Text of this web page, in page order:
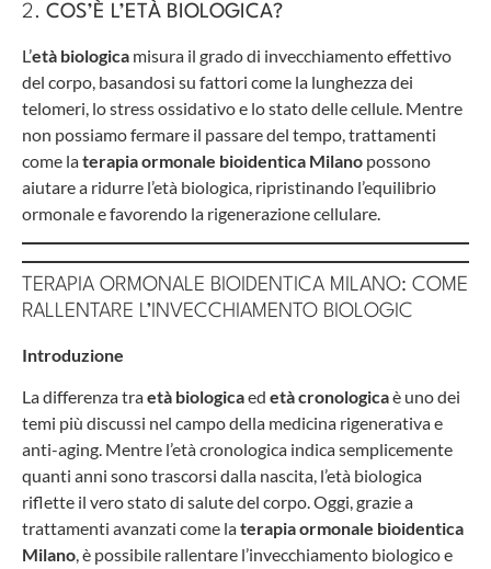
2. COS’È L’ETÀ BIOLOGICA?
L’età biologica misura il grado di invecchiamento effettivo
del corpo, basandosi su fattori come la lunghezza dei
telomeri, lo stress ossidativo e lo stato delle cellule. Mentre
non possiamo fermare il passare del tempo, trattamenti
come laterapia ormonale bioidentica Milano possono
aiutare a ridurre l’età biologica, ripristinando l’equilibrio
ormonale e favorendo la rigenerazione cellulare.
TERAPIA ORMONALE BIOIDENTICA MILANO: COME
RALLENTARE L’INVECCHIAMENTO BIOLOGIC
Introduzione
La differenza traetà biologicaed età cronologicaè uno dei
temi più discussi nel campo della medicina rigenerativa e
anti-aging. Mentre l’età cronologica indica semplicemente
quanti anni sono trascorsi dalla nascita, l’età biologica
riflette il vero stato di salute del corpo. Oggi, grazie a
trattamenti avanzati come laterapia ormonale bioidentica
Milano, è possibile rallentare l’invecchiamento biologico e